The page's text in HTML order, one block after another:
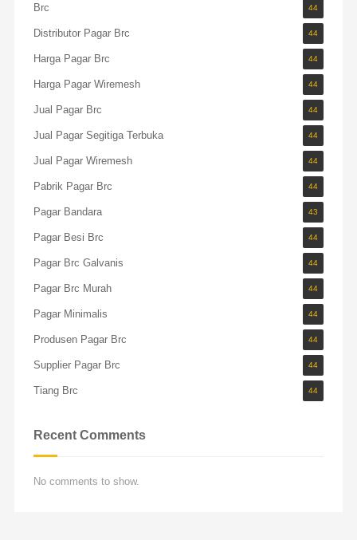
Brc 44
Distributor Pagar Brc 44
Harga Pagar Brc 44
Harga Pagar Wiremesh 44
Jual Pagar Brc 44
Jual Pagar Segitiga Terbuka 44
Jual Pagar Wiremesh 44
Pabrik Pagar Brc 44
Pagar Bandara 43
Pagar Besi Brc 44
Pagar Brc Galvanis 44
Pagar Brc Murah 44
Pagar Minimalis 44
Produsen Pagar Brc 44
Supplier Pagar Brc 44
Tiang Brc 44
Recent Comments
No comments to show.